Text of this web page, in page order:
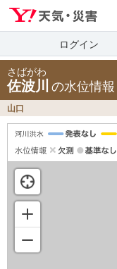
ログイン
さばがわ
佐波川 の水位情報
山口